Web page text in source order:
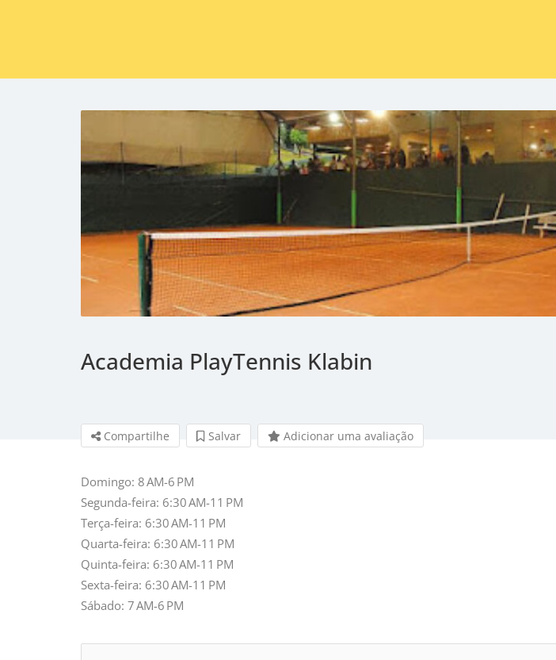
Academia PlayTennis Klabin
Compartilhe Salvar Adicionar uma avaliação
Domingo: 8 AM-6 PM
Segunda-feira: 6:30 AM-11 PM
Terça-feira: 6:30 AM-11 PM
Quarta-feira: 6:30 AM-11 PM
Quinta-feira: 6:30 AM-11 PM
Sexta-feira: 6:30 AM-11 PM
Sábado: 7 AM-6 PM